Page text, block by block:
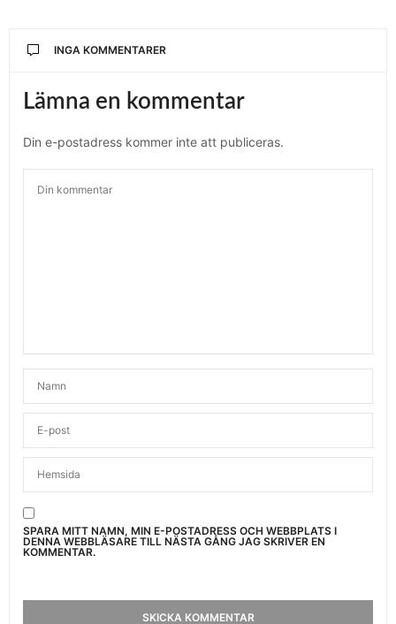
INGA KOMMENTARER
Lämna en kommentar
Din e-postadress kommer inte att publiceras.
SPARA MITT NAMN, MIN E-POSTADRESS OCH WEBBPLATS I
DENNA WEBBLÄSARE TILL NÄSTA GÅNG JAG SKRIVER EN
KOMMENTAR.